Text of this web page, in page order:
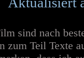
sind nach
zum Teil Texte